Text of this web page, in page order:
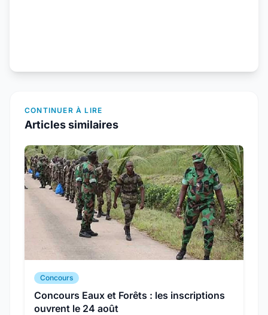
CONTINUER À LIRE
Articles similaires
Concours
Concours Eaux et Forêts : les inscriptions
ouvrent le 24 août